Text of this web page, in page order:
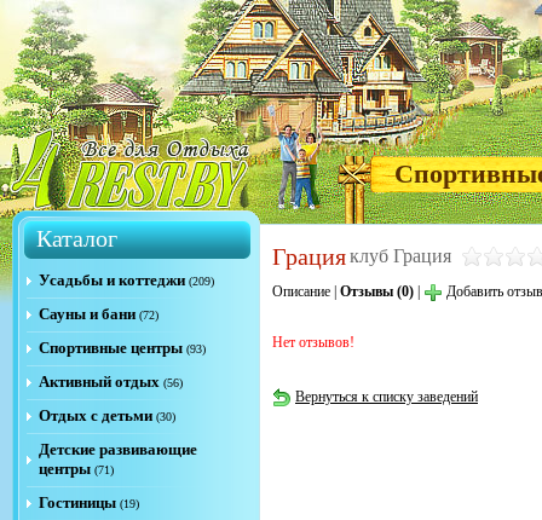
Каталог
Усадьбы и коттеджи (209)
Сауны и бани (72)
Спортивные центры (93)
Активный отдых (56)
Отдых с детьми (30)
Детские развивающие
центры (71)
Гостиницы (19)
Грацияклуб Грация
Описание Отзывы (0) Добавить отзыв
Нет отзывов!
Вернуться к списку заведений